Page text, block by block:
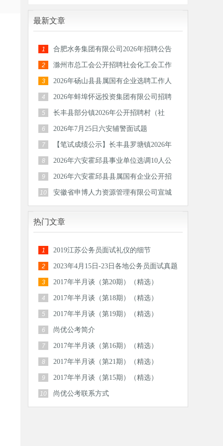
最新文章
1 合肥水务集团有限公司2026年招聘公告
2
滁州市总工会公开招聘社会化工会工作
者和专
3
2026年砀山县县属国有企业选聘工作人
员公告
4
2026年蚌埠怀远投资集团有限公司招聘
30人公
5
长丰县部分镇2026年公开招聘村（社
区）后备
6 2026年7月25日六安辅警面试题
7
【笔试成绩公示】长丰县罗塘镇2026年
公开招
8
2026年六安霍邱县事业单位选调10人公
告
9
2026年六安霍邱县县属国有企业公开招
聘工作
10
安徽省申博人力资源管理有限公司宣城
分公司
热门文章
1 2019江苏公务员面试礼仪的细节
2
2023年4月15日-23日各地公务员面试真题
汇总
3 2017年半月谈（第20期）（精选）
4 2017年半月谈（第18期）（精选）
5 2017年半月谈（第19期）（精选）
6 尚优公考简介
7 2017年半月谈（第16期）（精选）
8 2017年半月谈（第21期）（精选）
9 2017年半月谈（第15期）（精选）
10 尚优公考联系方式